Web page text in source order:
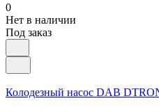
0
Нет в наличии
Под заказ
Колодезный насос DAB